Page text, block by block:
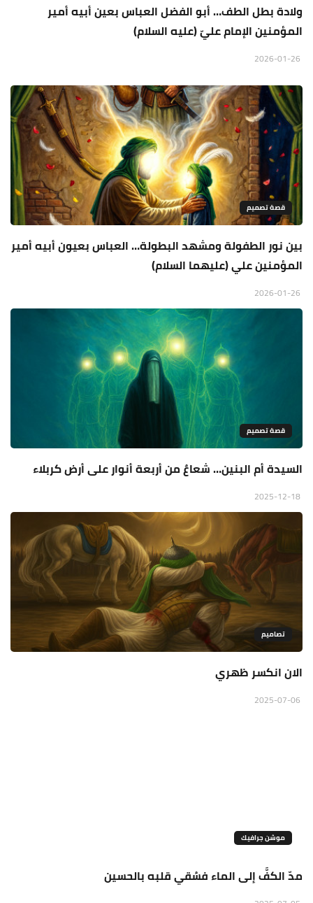
ولادة بطل الطف… أبو الفضل العباس بعين أبيه أمير
المؤمنين الإمام عليّ (عليه السلام)
قصة تصميم
بين نور الطفولة ومشهد البطولة… العباس بعيون أبيه أمير
المؤمنين علي (عليهما السلام)
قصة تصميم
السيدة أم البنين… شعاعٌ من أربعة أنوار على أرض كربلاء
تصاميم
الان انكسر ظهري
موشن جرافيك
مدّ الكفَّ إلى الماء فسُقي قلبه بالحسين